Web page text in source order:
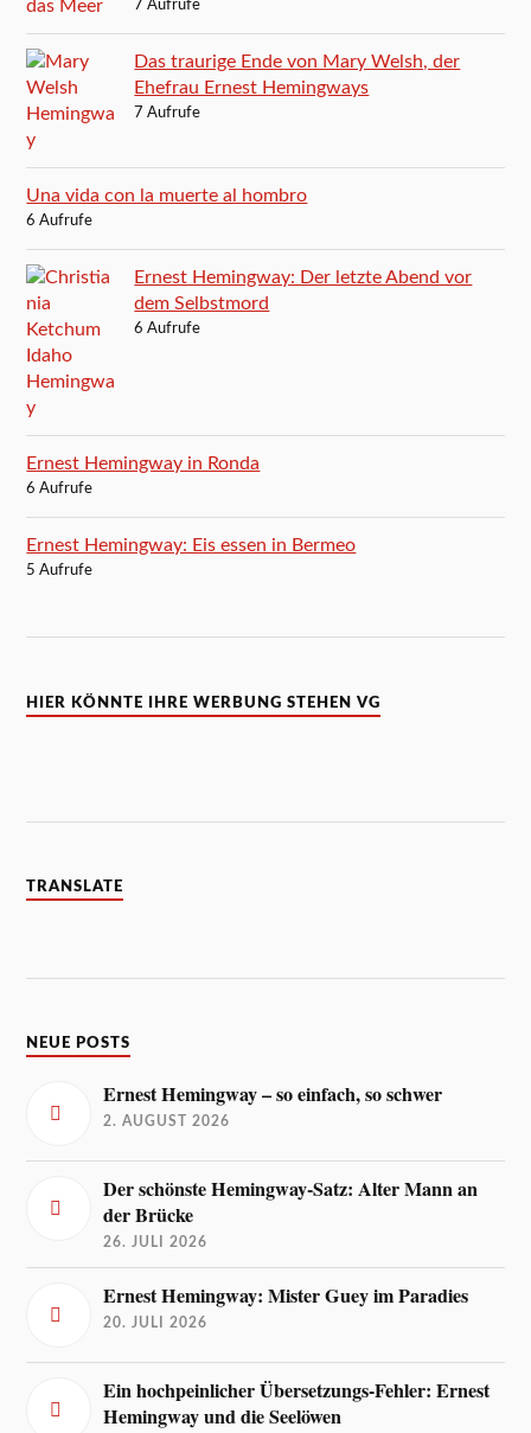
7 Aufrufe
Das traurige Ende von Mary Welsh, der
Ehefrau Ernest Hemingways
7 Aufrufe
Una vida con la muerte al hombro
6 Aufrufe
Ernest Hemingway: Der letzte Abend vor
dem Selbstmord
6 Aufrufe
Ernest Hemingway in Ronda
6 Aufrufe
Ernest Hemingway: Eis essen in Bermeo
5 Aufrufe
HIER KÖNNTE IHRE WERBUNG STEHEN VG
TRANSLATE
NEUE POSTS
Ernest Hemingway – so einfach, so schwer
2. AUGUST 2026
Der schönste Hemingway-Satz: Alter Mann an
der Brücke
26. JULI 2026
Ernest Hemingway: Mister Guey im Paradies
20. JULI 2026
Ein hochpeinlicher Übersetzungs-Fehler: Ernest
Hemingway und die Seelöwen